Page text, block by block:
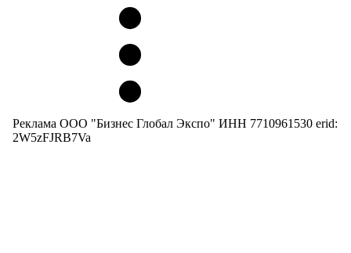
Реклама ООО "Бизнес Глобал Экспо" ИНН 7710961530 erid:
2W5zFJRB7Va